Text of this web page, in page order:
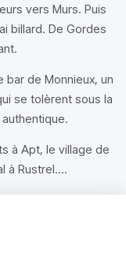
vers Murs. Puis
billard. De Gordes
de Monnieux, un
se tolèrent sous la
à Apt, le village de
à Rustrel....